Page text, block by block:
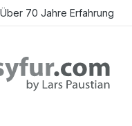
springen
70 Jahre Erfahrung